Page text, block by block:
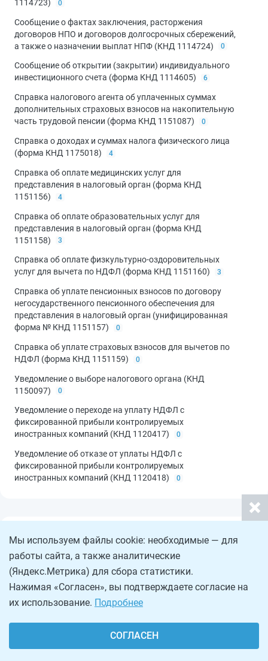
1114723)
0
Сообщение о фактах заключения, расторжения
договоров НПО и договоров долгосрочных сбережений,
а также о назначении выплат НПФ (КНД 1114724)
0
Сообщение об открытии (закрытии) индивидуального
инвестиционного счета (форма КНД 1114605)
6
Справка налогового агента об уплаченных суммах
дополнительных страховых взносов на накопительную
часть трудовой пенсии (форма КНД 1151087)
0
Справка о доходах и суммах налога физического лица
(форма КНД 1175018)
4
Справка об оплате медицинских услуг для
представления в налоговый орган (форма КНД
1151156)
4
Справка об оплате образовательных услуг для
представления в налоговый орган (форма КНД
1151158)
3
Справка об оплате физкультурно-оздоровительных
услуг для вычета по НДФЛ (форма КНД 1151160)
3
Справка об уплате пенсионных взносов по договору
негосударственного пенсионного обеспечения для
представления в налоговый орган (унифицированная
форма № КНД 1151157)
0
Справка об уплате страховых взносов для вычетов по
НДФЛ (форма КНД 1151159)
0
Уведомление о выборе налогового органа (КНД
1150097)
0
Уведомление о переходе на уплату НДФЛ с
фиксированной прибыли контролируемых
иностранных компаний (КНД 1120417)
0
Уведомление об отказе от уплаты НДФЛ с
фиксированной прибыли контролируемых
иностранных компаний (КНД 1120418)
0
Формы налогового учета по НДС 24
Дополнительный лист книги покупок 4
Дополнительный лист книги продаж
Журнал учёта полученных и выставленных счетов-
Заявление о включении в перечень организаций
Мы используем файлы cookie: необходимые — для
работы сайта, а также аналитические
(Яндекс.Метрика) для сбора статистики.
Нажимая «Согласен», вы подтверждаете согласие на
их использование. Подробнее
СОГЛАСЕН